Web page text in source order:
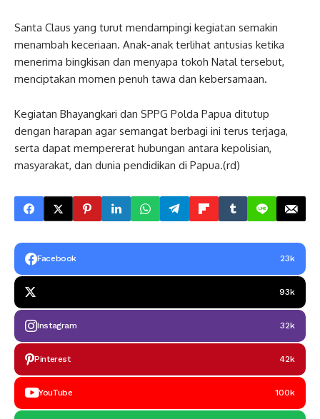
Santa Claus yang turut mendampingi kegiatan semakin
menambah keceriaan. Anak-anak terlihat antusias ketika
menerima bingkisan dan menyapa tokoh Natal tersebut,
menciptakan momen penuh tawa dan kebersamaan.
Kegiatan Bhayangkari dan SPPG Polda Papua ditutup
dengan harapan agar semangat berbagi ini terus terjaga,
serta dapat mempererat hubungan antara kepolisian,
masyarakat, dan dunia pendidikan di Papua.(rd)
Facebook 23k
93k
Instagram 32k
Pinterest 42k
YouTube 100k